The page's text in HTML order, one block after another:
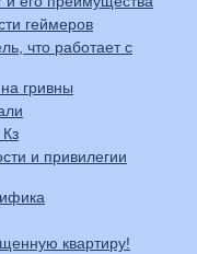
геймеров
что работает с
гривны
и привилегии
квартиру!